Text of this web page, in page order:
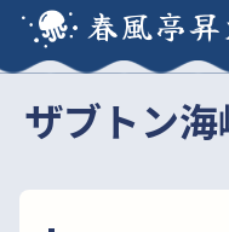
春風亭昇
ザブトン